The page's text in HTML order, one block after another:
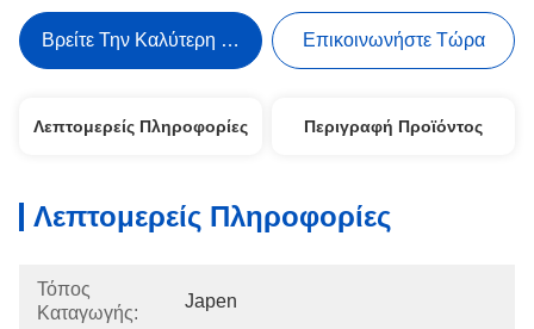
Βρείτε Την Καλύτερη Τιμή Επικοινωνήστε Τώρα
Λεπτομερείς Πληροφορίες Περιγραφή Προϊόντος
Λεπτομερείς Πληροφορίες
Τόπος
Καταγωγής:
Japen